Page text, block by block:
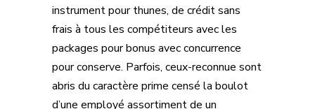
instrument pour thunes, de crédit sans
frais à tous les compétiteurs avec les
packages pour bonus avec concurrence
pour conserve. Parfois, ceux-reconnue sont
abris du caractère prime censé la boulot
d’une employé assortiment de un